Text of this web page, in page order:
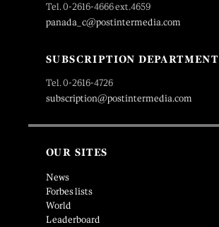
Tel. 0-2616-4666 ext.4659
panada_c@postintermedia.com
SUBSCRIPTION DEPARTMENT
Tel. 0-2616-4726
subscription@postintermedia.com
OUR SITES
News
Forbes lists
World
Leaderboard